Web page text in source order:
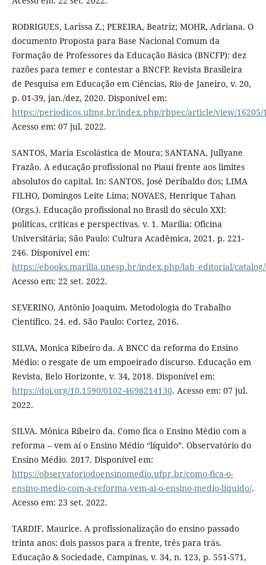
RODRIGUES, Larissa Z.; PEREIRA, Beatriz; MOHR, Adriana. O
documento Proposta para Base Nacional Comum da
Formação de Professores da Educação Básica (BNCFP): dez
razões para temer e contestar a BNCFP. Revista Brasileira
de Pesquisa em Educação em Ciências, Rio de Janeiro, v. 20,
p. 01-39, jan./dez, 2020. Disponível em:
https://periodicos.ufmg.br/index.php/rbpec/article/view/16205/
Acesso em: 07 jul. 2022.
SANTOS, Maria Escolástica de Moura; SANTANA, Jullyane
Frazão. A educação profissional no Piauí frente aos limites
absolutos do capital. In: SANTOS, José Deribaldo dos; LIMA
FILHO, Domingos Leite Lima; NOVAES, Henrique Tahan
(Orgs.). Educação profissional no Brasil do século XXI:
políticas, críticas e perspectivas. v. 1. Marília: Oficina
Universitária; São Paulo: Cultura Acadêmica, 2021. p. 221-
246. Disponível em:
https://ebooks.marilia.unesp.br/index.php/lab_editorial/
Acesso em: 22 set. 2022.
SEVERINO, Antônio Joaquim. Metodologia do Trabalho
Científico. 24. ed. São Paulo: Cortez, 2016.
SILVA, Monica Ribeiro da. A BNCC da reforma do Ensino
Médio: o resgate de um empoeirado discurso. Educação em
Revista, Belo Horizonte, v. 34, 2018. Disponível em:
https://doi.org/10.1590/0102-4698214130. Acesso em: 07 jul.
2022.
SILVA. Mônica Ribeiro da. Como fica o Ensino Médio com a
reforma – vem aí o Ensino Médio “líquido”. Observatório do
Ensino Médio. 2017. Disponível em:
https://observatoriodoensinomedio.ufpr.br/como-fica-o-
ensino-medio-com-a-reforma-vem-ai-o-ensino-medio-liquido/.
Acesso em: 23 set. 2022.
TARDIF, Maurice. A profissionalização do ensino passado
trinta anos: dois passos para a frente, três para trás.
Educação & Sociedade, Campinas, v. 34, n. 123, p. 551-571,